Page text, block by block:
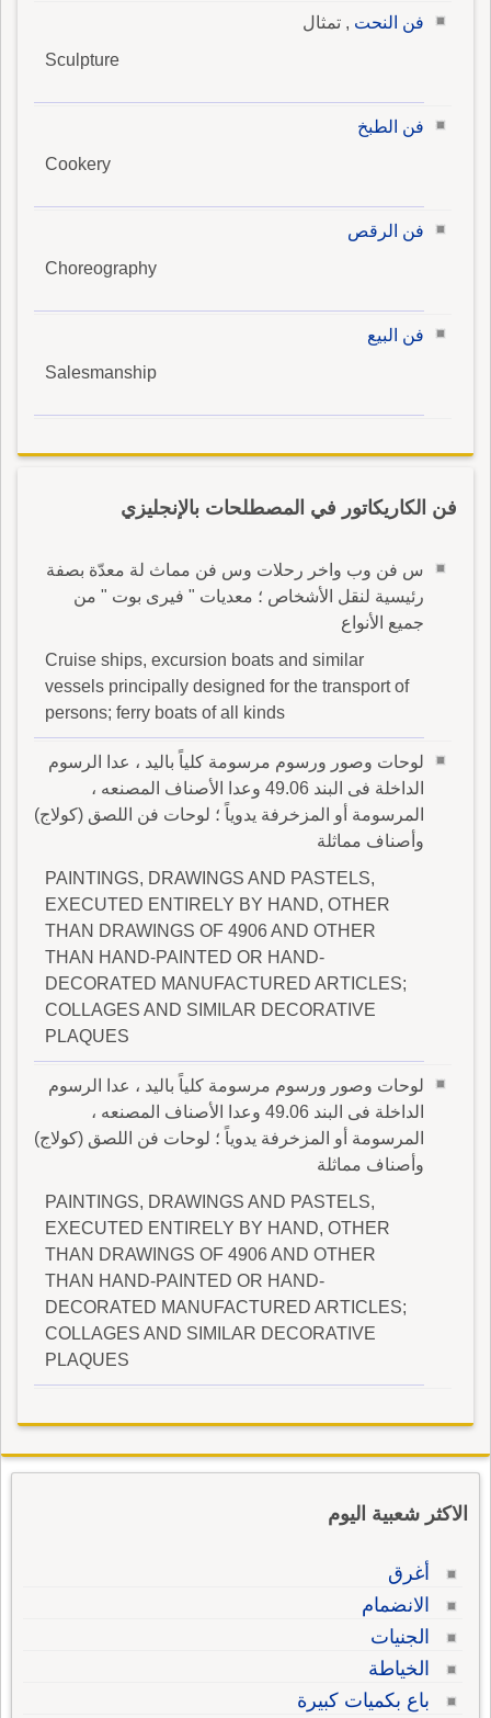
فن النحت , تمثال
Sculpture
فن الطبخ
Cookery
فن الرقص
Choreography
فن البيع
Salesmanship
فن الكاريكاتور في المصطلحات بالإنجليزي
س فن وب واخر رحلات وس فن مماث لة معدّة بصفة
رئيسية لنقل الأشخاص ؛ معديات " فيرى بوت " من
جميع الأنواع
Cruise ships, excursion boats and similar
vessels principally designed for the transport of
persons; ferry boats of all kinds
لوحات وصور ورسوم مرسومة كلياً باليد ، عدا الرسوم
الداخلة فى البند 49.06 وعدا الأصناف المصنعه ،
المرسومة أو المزخرفة يدوياً ؛ لوحات فن اللصق (كولاج)
وأصناف مماثلة
PAINTINGS, DRAWINGS AND PASTELS,
EXECUTED ENTIRELY BY HAND, OTHER
THAN DRAWINGS OF 4906 AND OTHER
THAN HAND-PAINTED OR HAND-
DECORATED MANUFACTURED ARTICLES;
COLLAGES AND SIMILAR DECORATIVE
PLAQUES
لوحات وصور ورسوم مرسومة كلياً باليد ، عدا الرسوم
الداخلة فى البند 49.06 وعدا الأصناف المصنعه ،
المرسومة أو المزخرفة يدوياً ؛ لوحات فن اللصق (كولاج)
وأصناف مماثلة
PAINTINGS, DRAWINGS AND PASTELS,
EXECUTED ENTIRELY BY HAND, OTHER
THAN DRAWINGS OF 4906 AND OTHER
THAN HAND-PAINTED OR HAND-
DECORATED MANUFACTURED ARTICLES;
COLLAGES AND SIMILAR DECORATIVE
PLAQUES
الاكثر شعبية اليوم
أغرق
الانضمام
الجنيات
الخياطة
باع بكميات كبيرة